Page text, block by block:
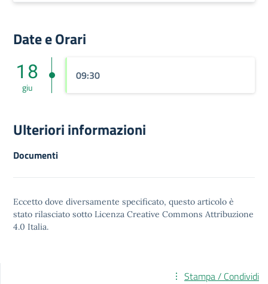
Date e Orari
18
giu
09:30
Ulteriori informazioni
Documenti
Eccetto dove diversamente specificato, questo articolo è
stato rilasciato sotto Licenza Creative Commons Attribuzione
4.0 Italia.
Stampa / Condividi